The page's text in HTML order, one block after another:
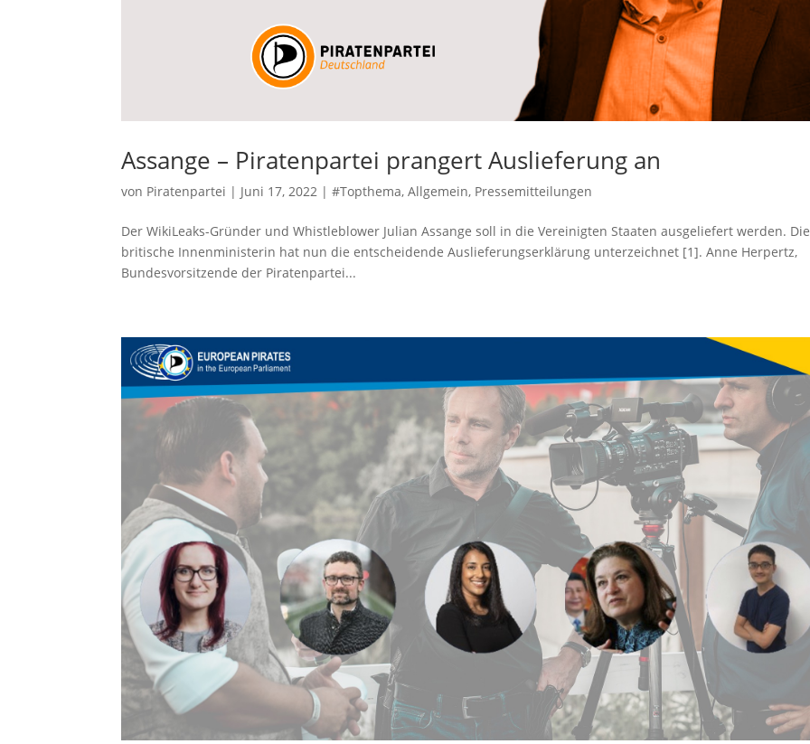
Assange – Piratenpartei prangert Auslieferung an
von Piratenpartei | Juni 17, 2022 |#Topthema,Allgemein, Pressemitteilungen
Der WikiLeaks-Gründer und Whistleblower Julian Assange soll in die Vereinigten Staaten ausgeliefert werden. Die
britische Innenministerin hat nun die entscheidende Auslieferungserklärung unterzeichnet [1]. Anne Herpertz,
Bundesvorsitzende der Piratenpartei...